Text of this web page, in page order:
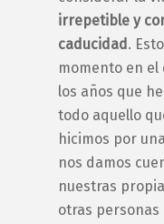
irrepetible y
caducidad .
momento en el
los años que
todo aquello
hicimos por
nos damos
nuestras
otras